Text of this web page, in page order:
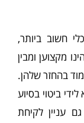
חשוב ביותר,
מקצוען ומבין
בהחזר שלהן.
ביטוי בסיוע
עניין לקיחת